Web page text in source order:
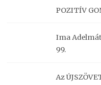
POZITÍV
Ima
99.
Az